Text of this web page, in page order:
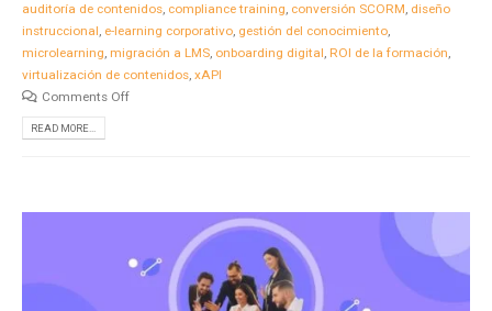
auditoría de contenidos, compliance training, conversión SCORM, diseño
instruccional, e-learning corporativo, gestión del conocimiento,
microlearning, migración a LMS, onboarding digital, ROI de la formación,
virtualización de contenidos, xAPI
Comments Off
READ MORE...